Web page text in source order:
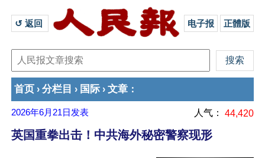
↺ 返回 电子报 正體版
首页 › 分栏目 › 国际 › 文章 ：
2026年6月21日 发表 人气： 44,420
英国重拳出击！中共海外秘密警察现形